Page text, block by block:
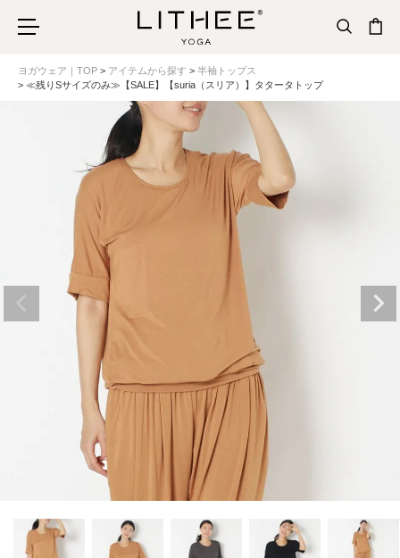
ヨガウェア｜TOP アイテムから探す
半袖トップス
≪残りSサイズのみ≫【SALE】【suria（スリア）】タタータトップ